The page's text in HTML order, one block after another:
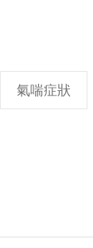
氣喘症狀